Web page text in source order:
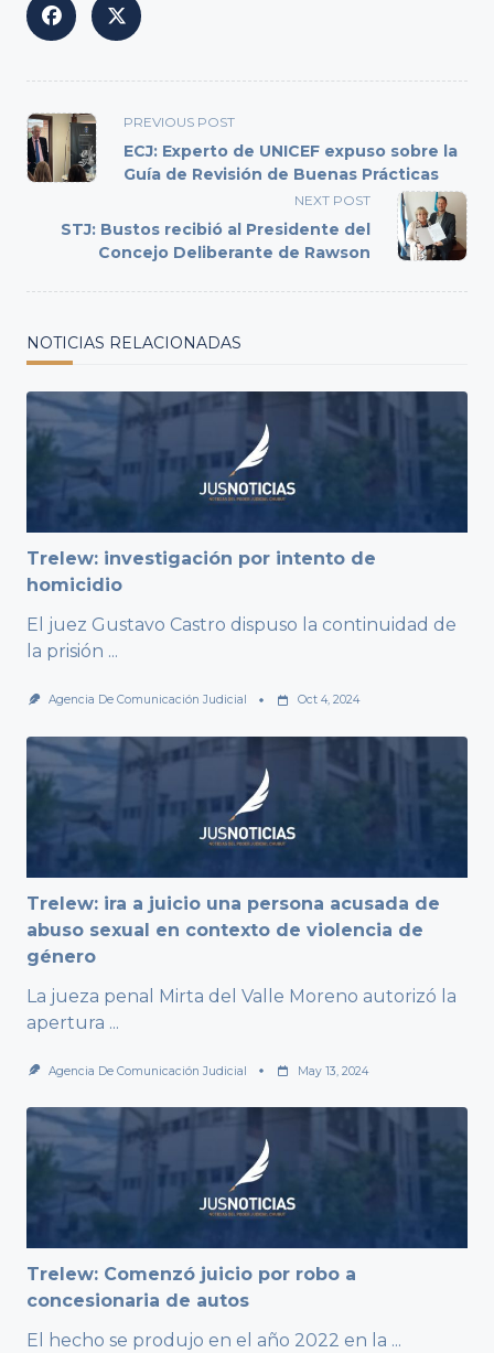
<span
class="nav-
subtitle
reader-
text">Page</span>
PREVIOUS POST
ECJ: Experto de UNICEF expuso sobre la
Guía de Revisión de Buenas Prácticas
NEXT POST
STJ: Bustos recibió al Presidente del
Concejo Deliberante de Rawson
NOTICIAS RELACIONADAS
Trelew: investigación por intento de
homicidio
El juez Gustavo Castro dispuso la continuidad de
la prisión ...
Agencia De Comunicación Judicial Oct 4, 2024
Trelew: ira a juicio una persona acusada de
abuso sexual en contexto de violencia de
género
La jueza penal Mirta del Valle Moreno autorizó la
apertura ...
Agencia De Comunicación Judicial May 13, 2024
Trelew: Comenzó juicio por robo a
concesionaria de autos
El hecho se produjo en el año 2022 en la ...